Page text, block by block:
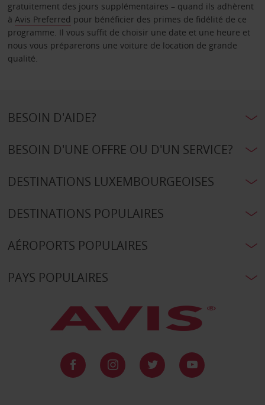
gratuitement des jours supplémentaires – quand ils adhèrent
à Avis Preferred pour bénéficier des primes de fidélité de ce
programme. Il vous suffit de choisir une date et une heure et
nous vous préparerons une voiture de location de grande
qualité.
BESOIN D'AIDE?
BESOIN D'UNE OFFRE OU D'UN SERVICE?
DESTINATIONS LUXEMBOURGEOISES
DESTINATIONS POPULAIRES
AÉROPORTS POPULAIRES
PAYS POPULAIRES